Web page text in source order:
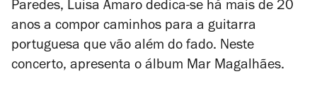
Paredes, Luisa Amaro dedica-se há mais de 20
anos a compor caminhos para a guitarra
portuguesa que vão além do fado. Neste
concerto, apresenta o álbum Mar Magalhães.